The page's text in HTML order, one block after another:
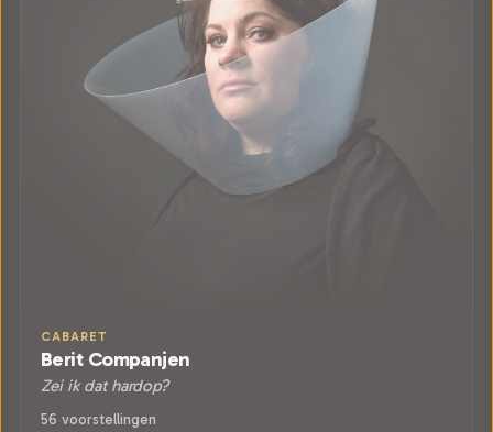
CABARET
Berit Companjen
Zei ik dat hardop?
56 voorstellingen